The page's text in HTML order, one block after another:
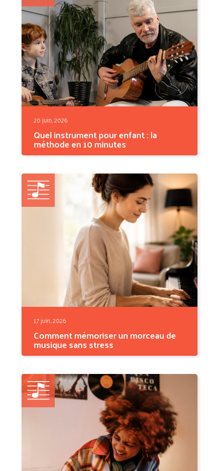
20 juin, 2026
Quel instrument pour enfant : la
méthode en 10 minutes
Quel instrument pour enfant choisir ? La
17 juin, 2026
Comment mémoriser un morceau de
musique sans stress
Vous connaissez ce morceau par cœur —